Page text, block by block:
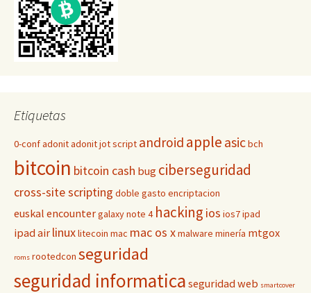
Etiquetas
0-confadonitadonit jot script android apple asicbch
bitcoin bitcoin cash bug ciberseguridad
cross-site scripting doble gasto encriptacion
euskal encountergalaxy note 4 hacking ios ios7ipad
ipad air linuxlitecoin mac mac os xmalware minería mtgox
roms rootedcon seguridad
seguridad informatica seguridad web smartcover